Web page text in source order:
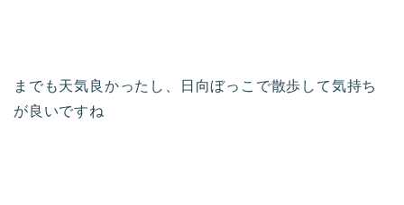
までも天気良かったし、日向ぼっこで散歩して気持ち
が良いですね